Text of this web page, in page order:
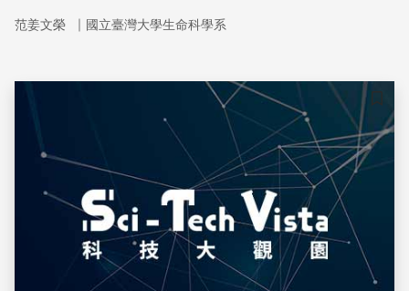
低或失去其再生能力
范姜文榮 ｜ 國立臺灣大學生命科學系
儲存